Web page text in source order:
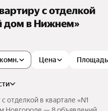
с отделкой
дом в Нижнем»
Цена Площадь
отделкой в квартале «N1